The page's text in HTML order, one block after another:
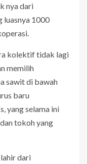
nya dari
luasnya 1000
kolektif tidak lagi
memilih
sawit di bawah
baru
yang selama ini
tokoh yang
dari